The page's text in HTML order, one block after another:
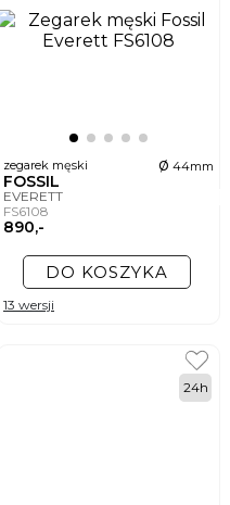
zegarek męski ø 44mm
FOSSIL
EVERETT
FS6108
890,-
DO KOSZYKA
13 wersji
24h